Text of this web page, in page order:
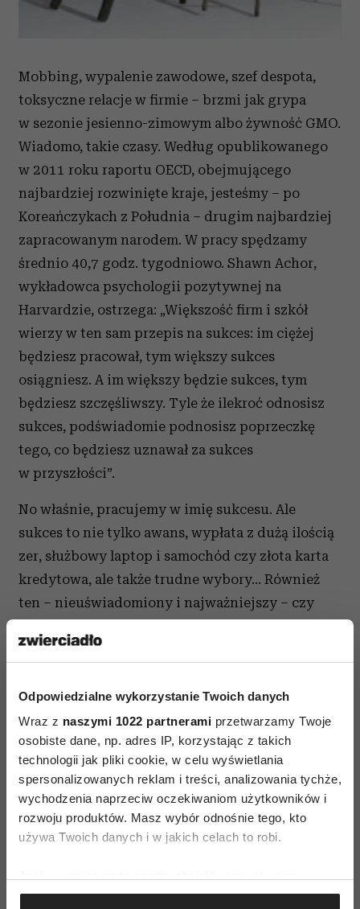
Odpowiedzialne wykorzystanie Twoich danych
Wraz z naszymi 1022 partnerami przetwarzamy Twoje
osobiste dane, np. adres IP, korzystając z takich
technologii jak pliki cookie, w celu wyświetlania
spersonalizowanych reklam i treści, analizowania tychże,
wychodzenia naprzeciw oczekiwaniom użytkowników i
rozwoju produktów. Masz wybór odnośnie tego, kto
używa Twoich danych i w jakich celach to robi.
Gromadzić dane dotyczące Twojej lokalizacji
Mobbing, wypalenie zawodowe, szef despota,
toksyczne relacje w firmie – brzmi jak grypa
w sezonie jesienno-zimowym albo żywność GMO.
Wiadomo, takie czasy. Według opublikowanego
w 2011 roku raportu OECD, obejmującego
najbardziej rozwinięte kraje, jesteśmy – po
Koreańczykach z Południa – drugim najbardziej
zapracowanym narodem. W pracy spędzamy
średnio 40,7 godz. tygodniowo. Shawn Achor,
wykładowca psychologii pozytywnej na
Harvardzie, ostrzega: „Większość firm i szkół
wierzy w ten sam przepis na sukces: im ciężej
będziesz pracował, tym większy sukces
osiągniesz. A im większy będzie sukces, tym
będziesz szczęśliwszy. Tyle że ilekroć odnosisz
sukces, podświadomie podnosisz poprzeczkę
tego, co będziesz uznawał za sukces
w przyszłości”.
No właśnie, pracujemy w imię sukcesu. Ale
sukces to nie tylko awans, wypłata z dużą ilością
zer, służbowy laptop i samochód czy złota karta
kredytowa, ale także trudne wybory… Również
ten – nieuświadomiony i najważniejszy – czy
czy zmierzyć się z własnym cieniem.
SENS także w wersji
elektronicznej